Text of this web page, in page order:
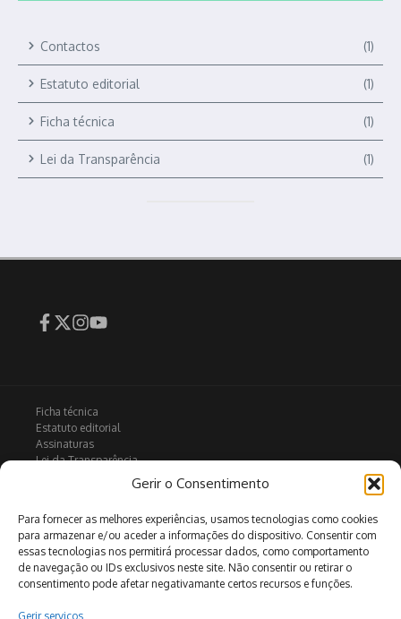
Gerir o Consentimento
Para fornecer as melhores experiências, usamos tecnologias como cookies
para armazenar e/ou aceder a informações do dispositivo. Consentir com
essas tecnologias nos permitirá processar dados, como comportamento
de navegação ou IDs exclusivos neste site. Não consentir ou retirar o
consentimento pode afetar negativamante certos recursos e funções.
Gerir serviços
Contactos (1)
Estatuto editorial (1)
Ficha técnica (1)
Lei da Transparência (1)
Ficha técnica
Estatuto editorial
Assinaturas
Lei da Transparência
Política de privacidade
Arquivo